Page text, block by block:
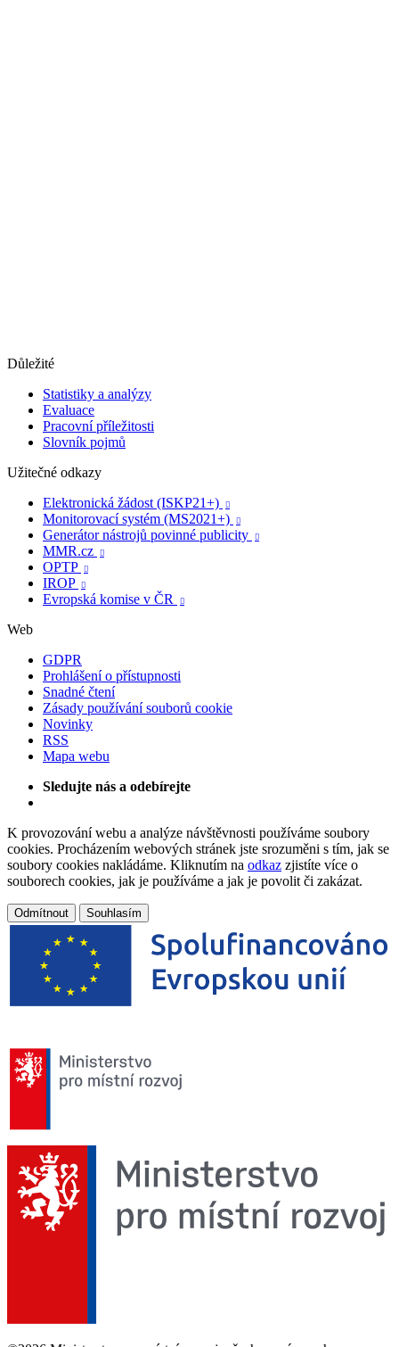
Důležité
Statistiky a analýzy
Evaluace
Pracovní příležitosti
Slovník pojmů
Užitečné odkazy
Elektronická žádost (ISKP21+)

Monitorovací systém (MS2021+) 
Generátor nástrojů povinné publicity 
MMR.cz 
OPTP 
IROP 
Evropská komise v ČR 
Web
GDPR
Prohlášení o přístupnosti
Snadné čtení
Zásady používání souborů cookie
Novinky
RSS
Mapa webu
Sledujte nás a odebírejte
K provozování webu a analýze návštěvnosti používáme soubory
cookies. Procházením webových stránek jste srozuměni s tím, jak se
soubory cookies nakládáme. Kliknutím na odkaz zjistíte více o
souborech cookies, jak je používáme a jak je povolit či zakázat.
Odmítnout Souhlasím